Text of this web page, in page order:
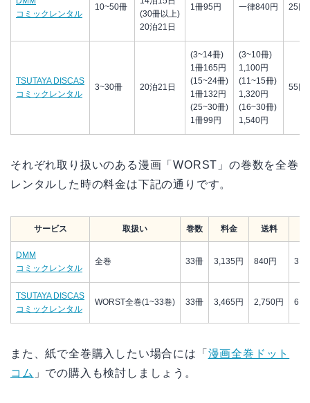
コミックレンタル
10~50冊
(30冊以上)
20泊21日
1冊95円 一律840円 25円
TSUTAYA DISCAS
コミックレンタル
3~30冊 20泊21日
(3~14冊)
1冊165円
(15~24冊)
1冊132円
(25~30冊)
1冊99円
(3~10冊)
1,100円
(11~15冊)
1,320円
(16~30冊)
1,540円
55円
それぞれ取り扱いのある漫画「WORST」の巻数を全巻
レンタルした時の料金は下記の通りです。
サービス 取扱い 巻数 料金 送料
DMM
コミックレンタル
全巻 33冊 3,135円 840円
TSUTAYA DISCAS
コミックレンタル
WORST全巻(1~33巻) 33冊 3,465円 2,750円
また、紙で全巻購入したい場合には「 漫画全巻ドット
コム 」での購入も検討しましょう。